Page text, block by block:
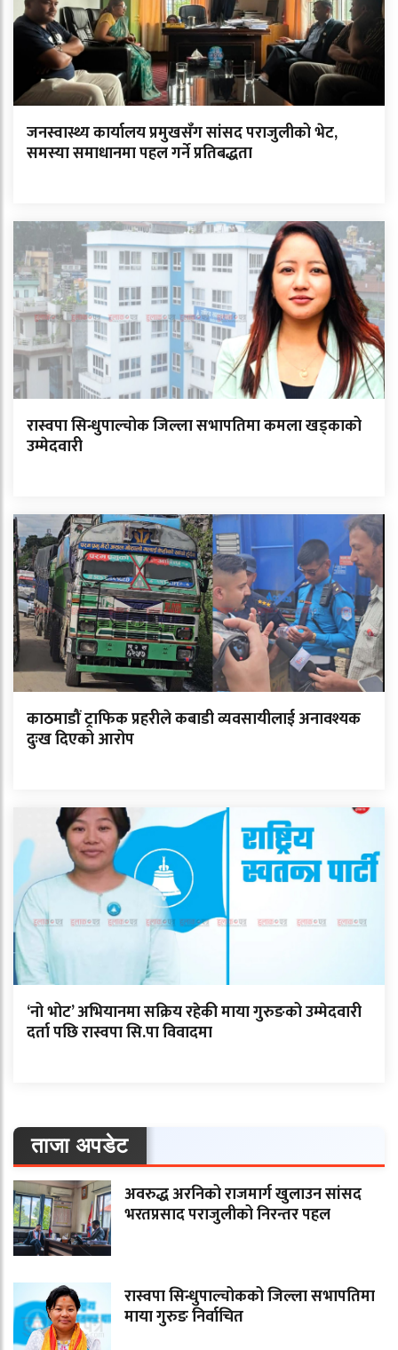
जनस्वास्थ्य कार्यालय प्रमुखसँग सांसद पराजुलीको भेट,
समस्या समाधानमा पहल गर्ने प्रतिबद्धता
रास्वपा सिन्धुपाल्चोक जिल्ला सभापतिमा कमला खड्काको
उम्मेदवारी
काठमाडौं ट्राफिक प्रहरीले कबाडी व्यवसायीलाई अनावश्यक
दुःख दिएको आरोप
‘नो भोट’ अभियानमा सक्रिय रहेकी माया गुरुङको उम्मेदवारी
दर्ता पछि रास्वपा सि.पा विवादमा
ताजा अपडेट
अवरुद्ध अरनिको राजमार्ग खुलाउन सांसद
भरतप्रसाद पराजुलीको निरन्तर पहल
रास्वपा सिन्धुपाल्चोकको जिल्ला सभापतिमा
माया गुरुङ निर्वाचित